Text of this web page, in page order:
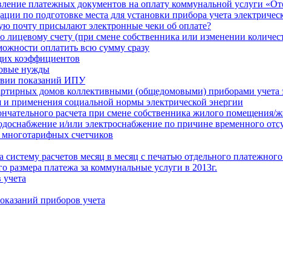
платежных документов на оплату коммунальной услуги
по подготовке места для установки прибора учета
почту присылают электронные чеки об оплате?
лицевому счету (при смене собственника или изменении
оплатить всю сумму сразу
коэффициентов
нужды
показаний ИПУ
домов коллективными (общедомовыми) приборами учета
и применения социальной нормы электрической энергии
расчета при смене собственника жилого помещения/
и/или электроснабжение по причине временного
счетчиков
систему расчетов месяц в месяц с печатью отдельного
размера платежа за коммунальные услуги в 2013г.
приборов учета